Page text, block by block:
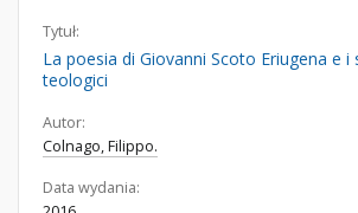
Tytuł:
La poesia di Giovanni Scoto Eriugena e i
teologici
Autor:
Colnago, Filippo.
Data wydania: